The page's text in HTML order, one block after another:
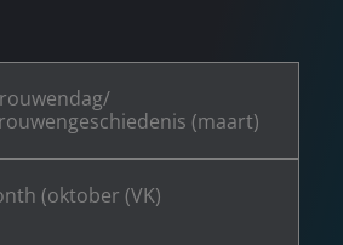
(maart)
(oktober (VK)